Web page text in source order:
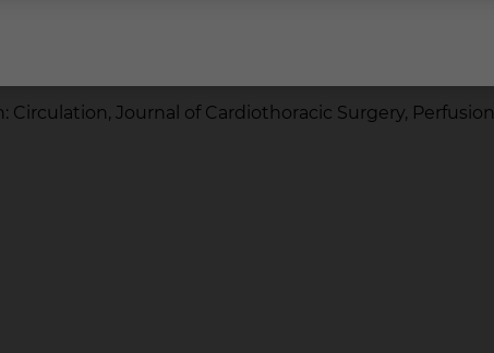
Journal of Cardiothoracic Surgery, Perfusion